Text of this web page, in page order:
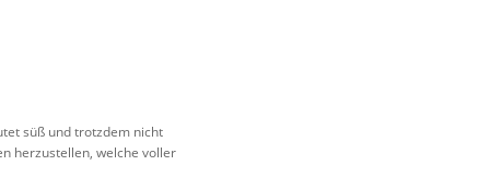
süß und trotzdem nicht
herzustellen, welche voller